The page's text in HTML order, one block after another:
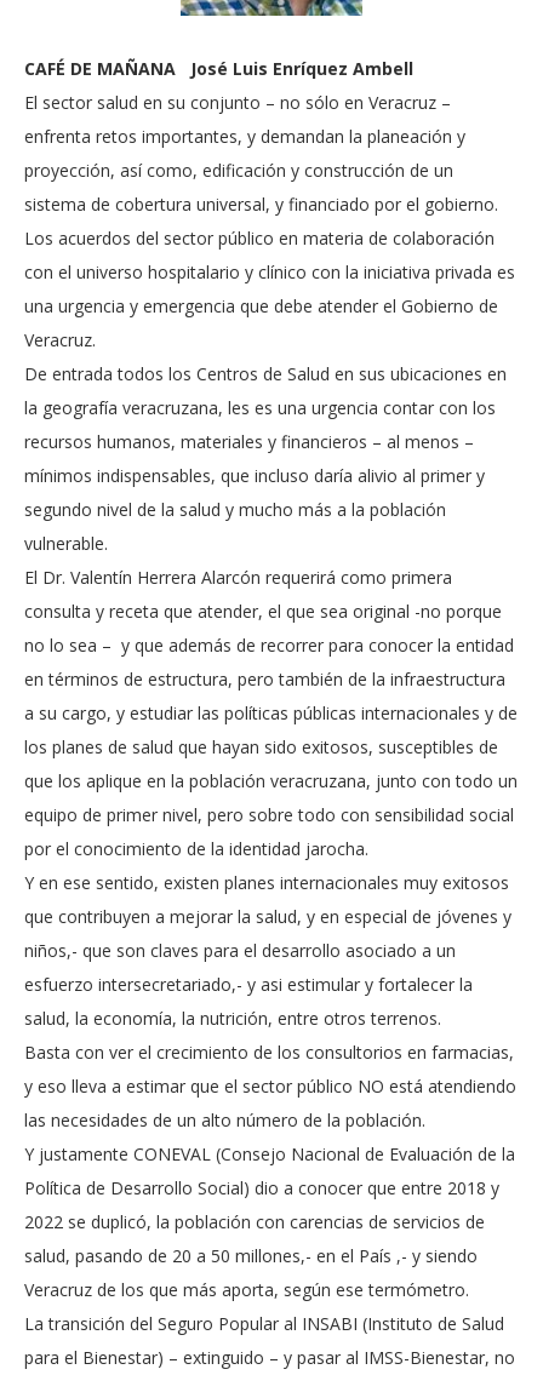
CAFÉ DE MAÑANA José Luis Enríquez Ambell
El sector salud en su conjunto – no sólo en Veracruz –
enfrenta retos importantes, y demandan la planeación y
proyección, así como, edificación y construcción de un
sistema de cobertura universal, y financiado por el gobierno.
Los acuerdos del sector público en materia de colaboración
con el universo hospitalario y clínico con la iniciativa privada es
una urgencia y emergencia que debe atender el Gobierno de
Veracruz.
De entrada todos los Centros de Salud en sus ubicaciones en
la geografía veracruzana, les es una urgencia contar con los
recursos humanos, materiales y financieros – al menos –
mínimos indispensables, que incluso daría alivio al primer y
segundo nivel de la salud y mucho más a la población
vulnerable.
El Dr. Valentín Herrera Alarcón requerirá como primera
consulta y receta que atender, el que sea original -no porque
no lo sea – y que además de recorrer para conocer la entidad
en términos de estructura, pero también de la infraestructura
a su cargo, y estudiar las políticas públicas internacionales y de
los planes de salud que hayan sido exitosos, susceptibles de
que los aplique en la población veracruzana, junto con todo un
equipo de primer nivel, pero sobre todo con sensibilidad social
por el conocimiento de la identidad jarocha.
Y en ese sentido, existen planes internacionales muy exitosos
que contribuyen a mejorar la salud, y en especial de jóvenes y
niños,- que son claves para el desarrollo asociado a un
esfuerzo intersecretariado,- y asi estimular y fortalecer la
salud, la economía, la nutrición, entre otros terrenos.
Basta con ver el crecimiento de los consultorios en farmacias,
y eso lleva a estimar que el sector público NO está atendiendo
las necesidades de un alto número de la población.
Y justamente CONEVAL (Consejo Nacional de Evaluación de la
Política de Desarrollo Social) dio a conocer que entre 2018 y
2022 se duplicó, la población con carencias de servicios de
salud, pasando de 20 a 50 millones,- en el País ,- y siendo
Veracruz de los que más aporta, según ese termómetro.
La transición del Seguro Popular al INSABI (Instituto de Salud
para el Bienestar) – extinguido – y pasar al IMSS-Bienestar, no